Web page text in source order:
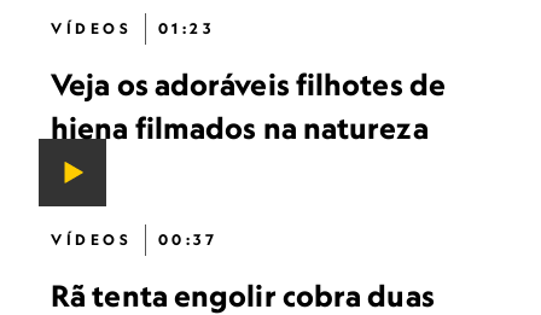
VÍDEOS 01:23
Veja os adoráveis filhotes de
hiena filmados na natureza
VÍDEOS 00:37
Rã tenta engolir cobra duas